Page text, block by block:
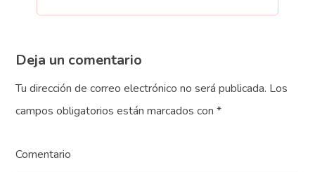
Deja un comentario
Tu dirección de correo electrónico no será publicada. Los
campos obligatorios están marcados con*
Comentario